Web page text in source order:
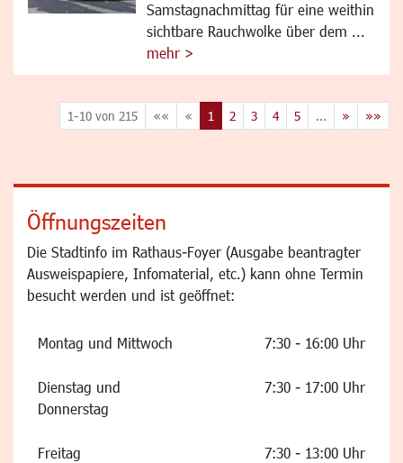
Samstagnachmittag für eine weithin
sichtbare Rauchwolke über dem ...
mehr >
1-10 von 215 «« « 1 2 3 4 5 ... » »»
Öffnungszeiten
Die Stadtinfo im Rathaus-Foyer (Ausgabe beantragter
Ausweispapiere, Infomaterial, etc.) kann ohne Termin
besucht werden und ist geöffnet:
Montag und Mittwoch 7:30 - 16:00 Uhr
Dienstag und
Donnerstag
7:30 - 17:00 Uhr
Freitag 7:30 - 13:00 Uhr